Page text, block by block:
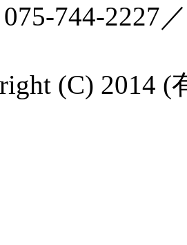
744-2227
(C) 2014 (